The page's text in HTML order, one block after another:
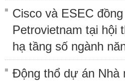
Cisco và ESEC
Petrovietnam tại hội
hạ tầng số ngành
Động thổ dự án Nhà